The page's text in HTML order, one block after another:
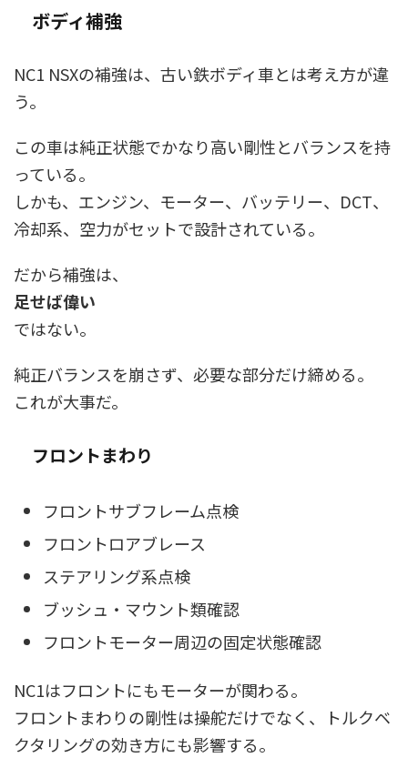
ボディ補強
NC1 NSXの補強は、古い鉄ボディ車とは考え方が違
う。
この車は純正状態でかなり高い剛性とバランスを持
っている。
しかも、エンジン、モーター、バッテリー、DCT、
冷却系、空力がセットで設計されている。
だから補強は、
足せば偉い
ではない。
純正バランスを崩さず、必要な部分だけ締める。
これが大事だ。
フロントまわり
フロントサブフレーム点検
フロントロアブレース
ステアリング系点検
ブッシュ・マウント類確認
フロントモーター周辺の固定状態確認
NC1はフロントにもモーターが関わる。
フロントまわりの剛性は操舵だけでなく、トルクベ
クタリングの効き方にも影響する。